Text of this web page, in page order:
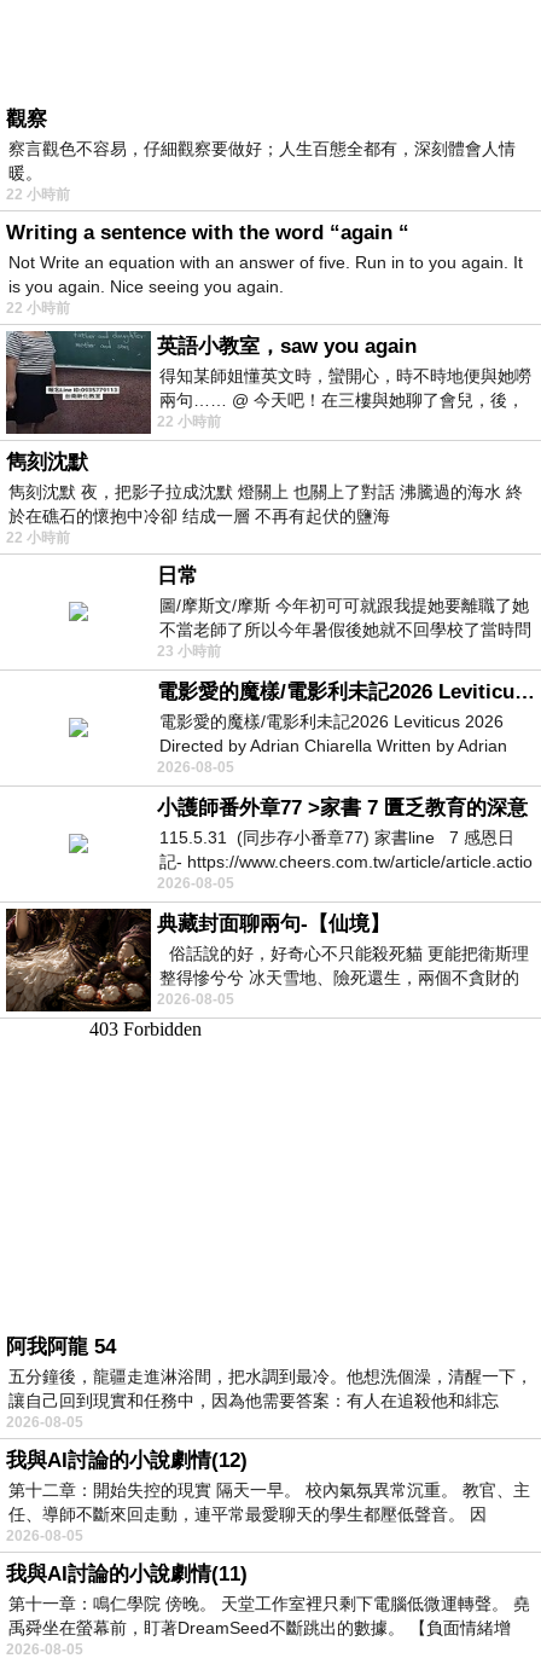
觀察
察言觀色不容易，仔細觀察要做好；人生百態全都有，深刻體會人情
暖。
22 小時前
Writing a sentence with the word “again “
Not Write an equation with an answer of five. Run in to you again. It
is you again. Nice seeing you again.
22 小時前
英語小教室，saw you again
得知某師姐懂英文時，蠻開心，時不時地便與她嘮
兩句…… @ 今天吧！在三樓與她聊了會兒，後，
下二樓居然又撞到她，於是
22 小時前
雋刻沈默
雋刻沈默 夜，把影子拉成沈默 燈關上 也關上了對話 沸騰過的海水 終
於在礁石的懷抱中冷卻 结成一層 不再有起伏的鹽海
22 小時前
日常
圖/摩斯文/摩斯 今年初可可就跟我提她要離職了她
不當老師了所以今年暑假後她就不回學校了當時問
她不是很喜歡幼幼班的小朋友嗎捨得不
23 小時前
電影愛的魔樣/電影利未記2026 Leviticus 2026
電影愛的魔樣/電影利未記2026 Leviticus 2026
Directed by Adrian Chiarella Written by Adrian
Chiarella Starring Joe Bird
2026-08-05
小護師番外章77 >家書 7 匱乏教育的深意
115.5.31 (同步存小番章77) 家書line 7 感恩日
記- https://www.cheers.com.tw/article/article.actio
2026-08-05
典藏封面聊兩句-【仙境】
俗話說的好，好奇心不只能殺死貓 更能把衛斯理
整得慘兮兮 冰天雪地、險死還生，兩個不貪財的
人尋什麼寶？ 人家追尋愛情還
2026-08-05
阿我阿龍 54
五分鐘後，龍疆走進淋浴間，把水調到最冷。他想洗個澡，清醒一下，
讓自己回到現實和任務中，因為他需要答案：有人在追殺他和緋忘
2026-08-05
我與AI討論的小說劇情(12)
第十二章：開始失控的現實 隔天一早。 校內氣氛異常沉重。 教官、主
任、導師不斷來回走動，連平常最愛聊天的學生都壓低聲音。 因
2026-08-05
我與AI討論的小說劇情(11)
第十一章：鳴仁學院 傍晚。 天堂工作室裡只剩下電腦低微運轉聲。 堯
禹舜坐在螢幕前，盯著DreamSeed不斷跳出的數據。 【負面情緒增
2026-08-05